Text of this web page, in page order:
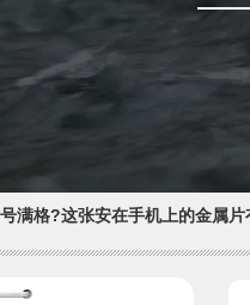
满格?这张安在手机上的金属片